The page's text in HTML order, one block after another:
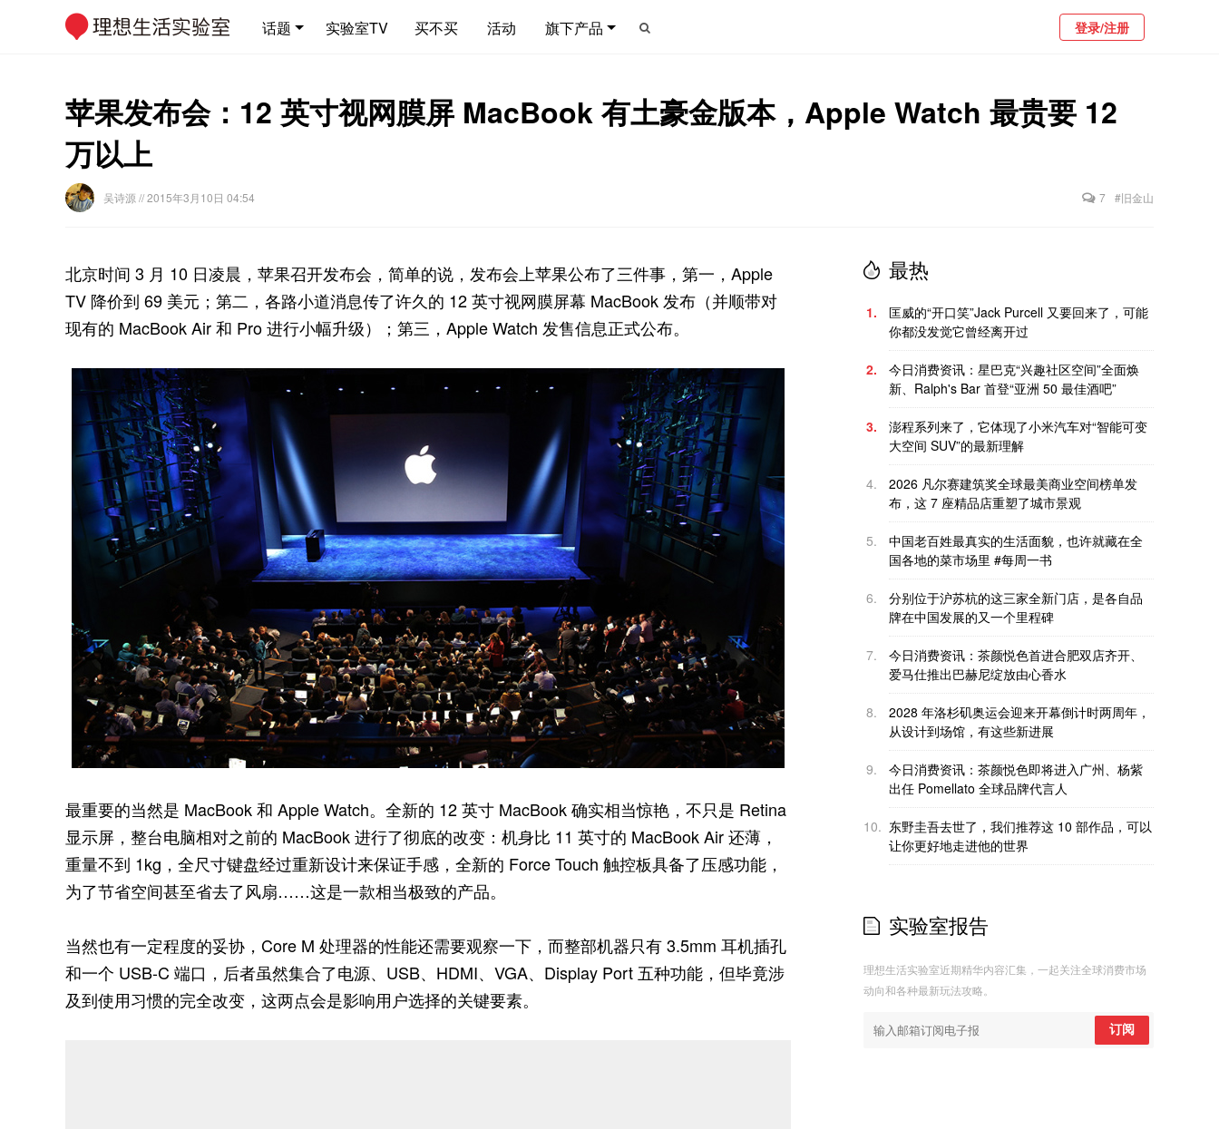
话题 实验室TV 买不买 活动 旗下产品 登录/注册
苹果发布会：12 英寸视网膜屏 MacBook 有土豪金版本，Apple Watch 最贵要 12
万以上
吴诗源 // 2015年3月10日 04:54 7 #旧金山
北京时间 3 月 10 日凌晨，苹果召开发布会，简单的说，发布会上苹果公布了三件事，第一，Apple
TV 降价到 69 美元；第二，各路小道消息传了许久的 12 英寸视网膜屏幕 MacBook 发布（并顺带对
现有的 MacBook Air 和 Pro 进行小幅升级）；第三，Apple Watch 发售信息正式公布。
最重要的当然是 MacBook 和 Apple Watch。全新的 12 英寸 MacBook 确实相当惊艳，不只是 Retina
显示屏，整台电脑相对之前的 MacBook 进行了彻底的改变：机身比 11 英寸的 MacBook Air 还薄，
重量不到 1kg，全尺寸键盘经过重新设计来保证手感，全新的 Force Touch 触控板具备了压感功能，
为了节省空间甚至省去了风扇……这是一款相当极致的产品。
当然也有一定程度的妥协，Core M 处理器的性能还需要观察一下，而整部机器只有 3.5mm 耳机插孔
和一个 USB-C 端口，后者虽然集合了电源、USB、HDMI、VGA、Display Port 五种功能，但毕竟涉
及到使用习惯的完全改变，这两点会是影响用户选择的关键要素。
最热
1.
匡威的“开口笑”Jack Purcell 又要回来了，可能
你都没发觉它曾经离开过
2.
今日消费资讯：星巴克“兴趣社区空间”全面焕
新、Ralph's Bar 首登“亚洲 50 最佳酒吧”
3.
澎程系列来了，它体现了小米汽车对“智能可变
大空间 SUV”的最新理解
4.
2026 凡尔赛建筑奖全球最美商业空间榜单发
布，这 7 座精品店重塑了城市景观
5.
中国老百姓最真实的生活面貌，也许就藏在全
国各地的菜市场里 #每周一书
6.
分别位于沪苏杭的这三家全新门店，是各自品
牌在中国发展的又一个里程碑
7.
今日消费资讯：茶颜悦色首进合肥双店齐开、
爱马仕推出巴赫尼绽放由心香水
8.
2028 年洛杉矶奥运会迎来开幕倒计时两周年，
从设计到场馆，有这些新进展
9.
今日消费资讯：茶颜悦色即将进入广州、杨紫
出任 Pomellato 全球品牌代言人
10. 东野圭吾去世了，我们推荐这 10 部作品，可以
让你更好地走进他的世界
实验室报告
理想生活实验室近期精华内容汇集，一起关注全球消费市场
动向和各种最新玩法攻略。